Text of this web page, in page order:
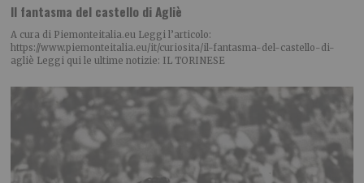
Il fantasma del castello di Agliè
A cura di Piemonteitalia.eu Leggi l’articolo:
https://www.piemonteitalia.eu/it/curiosita/il-fantasma-del-castello-di-
agliè Leggi qui le ultime notizie: IL TORINESE